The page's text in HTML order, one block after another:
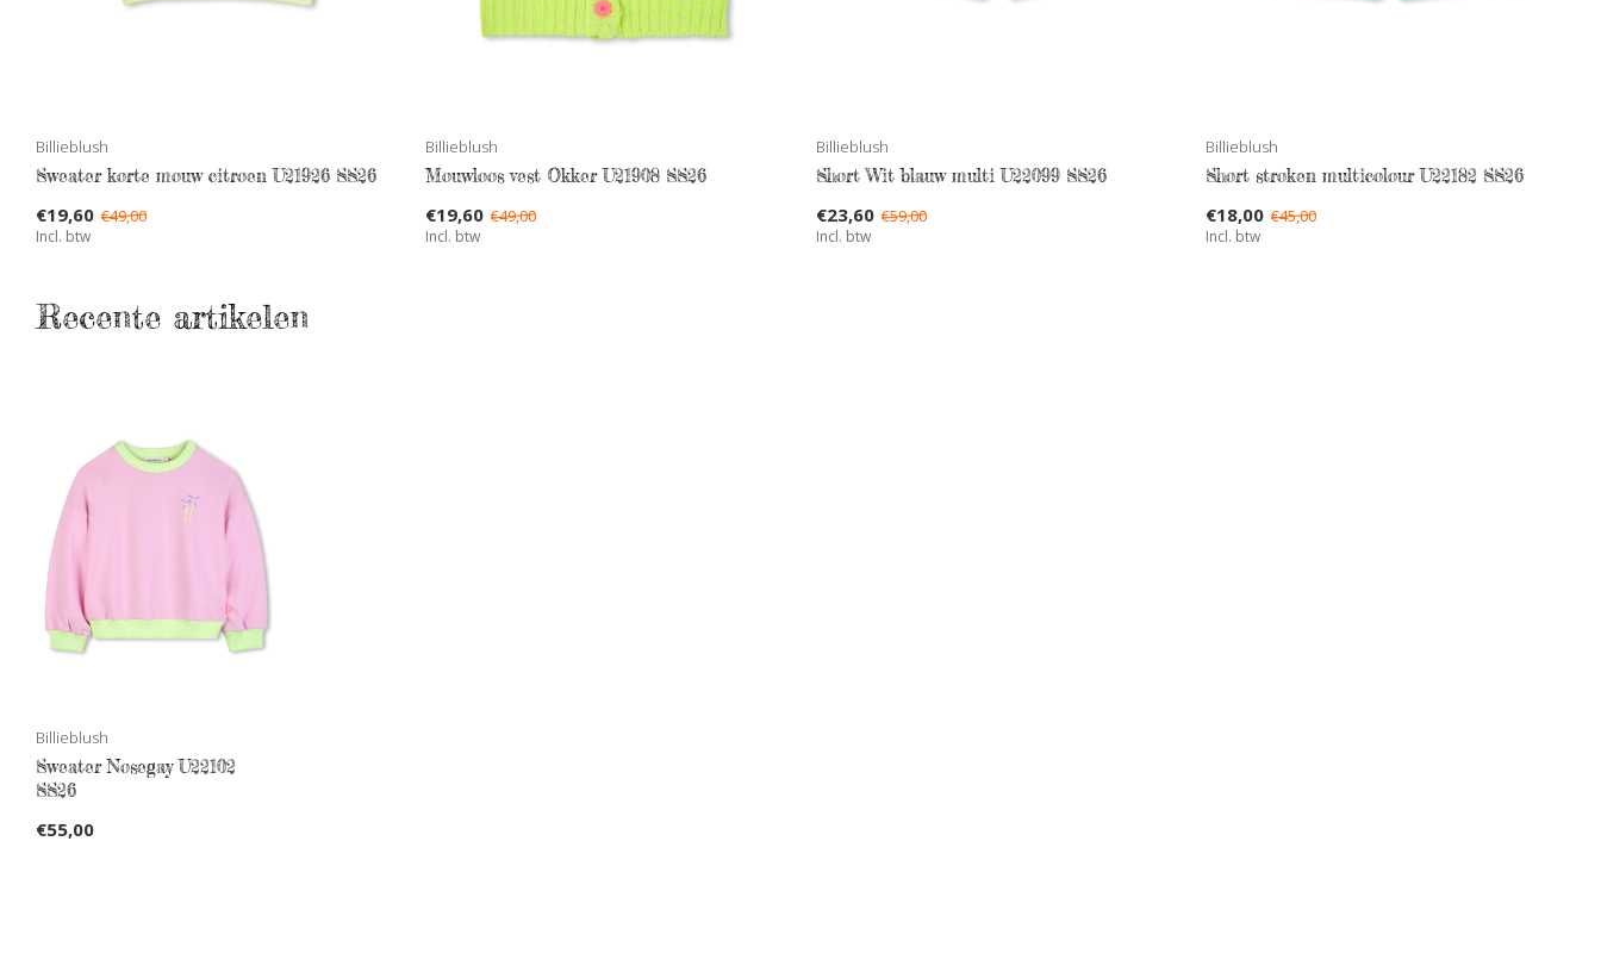
Billieblush
Sweater korte mouw citroen U21926 SS26
€19,60 €49,00
Incl. btw
Billieblush
Mouwloos vest Okker U21908 SS26
€19,60 €49,00
Incl. btw
Billieblush
Short Wit blauw multi U22099 SS26
€23,60 €59,00
Incl. btw
Billieblush
Short stroken multicolour U22182 SS26
€18,00 €45,00
Incl. btw
Recente artikelen
Billieblush
Sweater Nosegay U22102
SS26
€55,00